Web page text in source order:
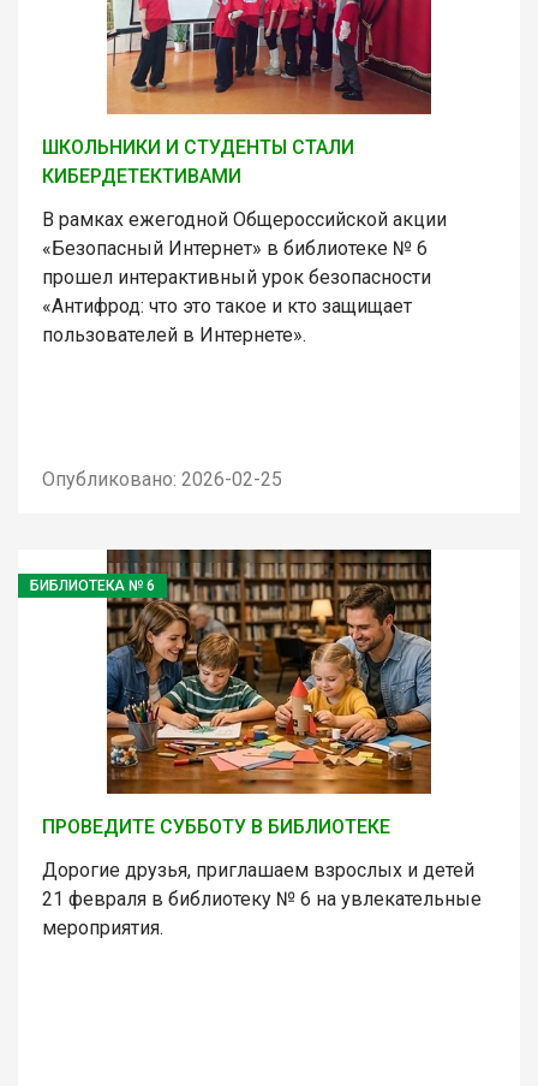
ШКОЛЬНИКИ И СТУДЕНТЫ СТАЛИ
КИБЕРДЕТЕКТИВАМИ
В рамках ежегодной Общероссийской акции
«Безопасный Интернет» в библиотеке № 6
прошел интерактивный урок безопасности
«Антифрод: что это такое и кто защищает
пользователей в Интернете».
Опубликовано: 2026-02-25
БИБЛИОТЕКА № 6
ПРОВЕДИТЕ СУББОТУ В БИБЛИОТЕКЕ
Дорогие друзья, приглашаем взрослых и детей
21 февраля в библиотеку № 6 на увлекательные
мероприятия.